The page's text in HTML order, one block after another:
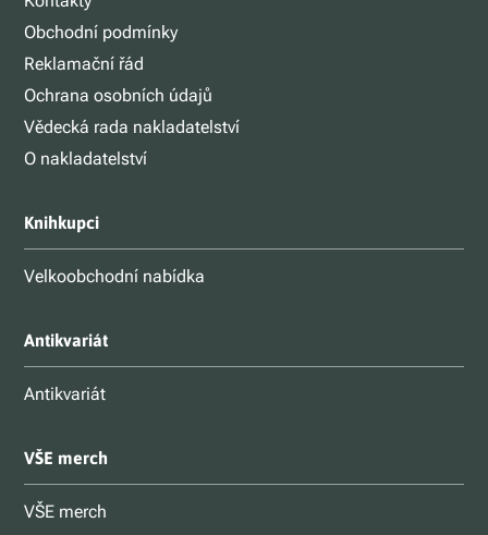
Obchodní podmínky
Reklamační řád
Ochrana osobních údajů
Vědecká rada nakladatelství
O nakladatelství
Knihkupci
Velkoobchodní nabídka
Antikvariát
Antikvariát
VŠE merch
VŠE merch